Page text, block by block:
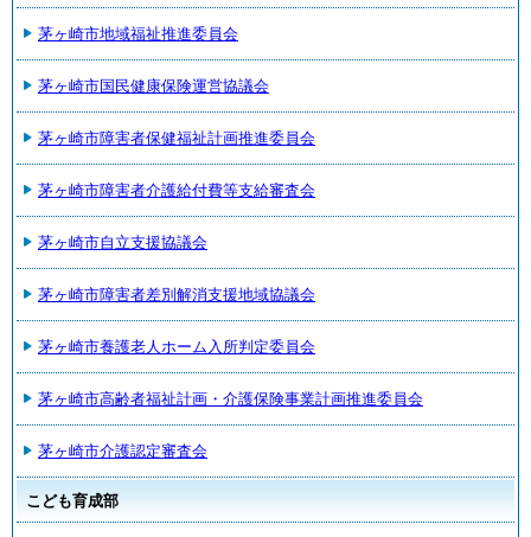
茅ヶ崎市地域福祉推進委員会
茅ヶ崎市国民健康保険運営協議会
茅ヶ崎市障害者保健福祉計画推進委員会
茅ヶ崎市障害者介護給付費等支給審査会
茅ヶ崎市自立支援協議会
茅ヶ崎市障害者差別解消支援地域協議会
茅ヶ崎市養護老人ホーム入所判定委員会
茅ヶ崎市高齢者福祉計画・介護保険事業計画推進委員会
茅ヶ崎市介護認定審査会
こども育成部